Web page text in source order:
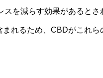
を減らす効果があると
れるため、CBDがこれ